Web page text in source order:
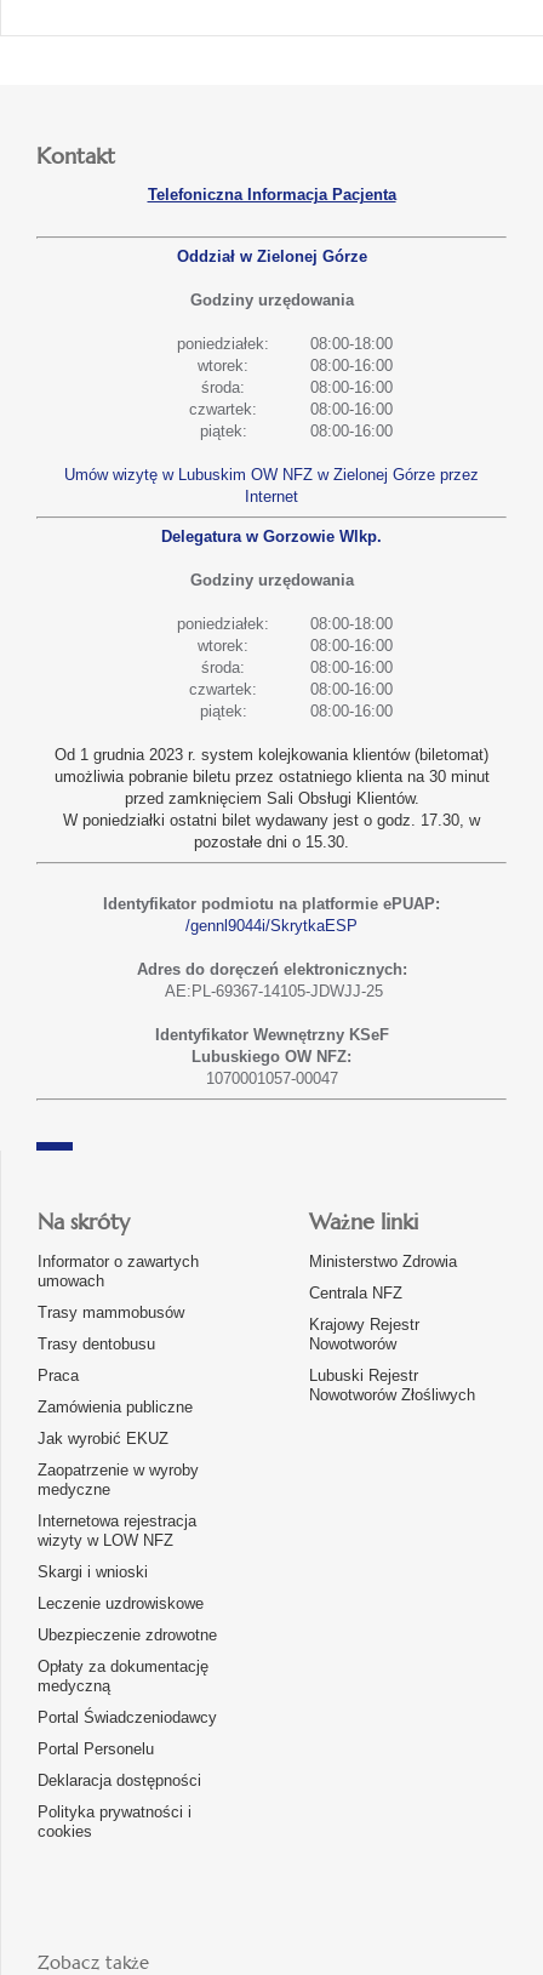
Kontakt
Telefoniczna Informacja Pacjenta
Oddział w Zielonej Górze
Godziny urzędowania
poniedziałek:
08:00-18:00
wtorek:
08:00-16:00
środa:
08:00-16:00
czwartek:
08:00-16:00
piątek:
08:00-16:00
Umów wizytę w Lubuskim OW NFZ w Zielonej Górze przez
Internet
Delegatura w Gorzowie Wlkp.
Godziny urzędowania
poniedziałek:
08:00-18:00
wtorek:
08:00-16:00
środa:
08:00-16:00
czwartek:
08:00-16:00
piątek:
08:00-16:00
Od 1 grudnia 2023 r. system kolejkowania klientów (biletomat)
umożliwia pobranie biletu przez ostatniego klienta na 30 minut
przed zamknięciem Sali Obsługi Klientów.
W poniedziałki ostatni bilet wydawany jest o godz. 17.30, w
pozostałe dni o 15.30.
Identyfikator podmiotu na platformie ePUAP:
/gennl9044i/SkrytkaESP
Adres do doręczeń elektronicznych:
AE:PL-69367-14105-JDWJJ-25
Identyfikator Wewnętrzny KSeF
Lubuskiego OW NFZ:
1070001057-00047
Na skróty
Informator o zawartych
umowach
Trasy mammobusów
Trasy dentobusu
Praca
Zamówienia publiczne
Jak wyrobić EKUZ
Zaopatrzenie w wyroby
medyczne
Internetowa rejestracja
wizyty w LOW NFZ
Skargi i wnioski
Leczenie uzdrowiskowe
Ubezpieczenie zdrowotne
Opłaty za dokumentację
medyczną
Portal Świadczeniodawcy
Portal Personelu
Deklaracja dostępności
Polityka prywatności i
cookies
Ważne linki
Ministerstwo Zdrowia
Centrala NFZ
Krajowy Rejestr
Nowotworów
Lubuski Rejestr
Nowotworów Złośliwych
Zobacz także